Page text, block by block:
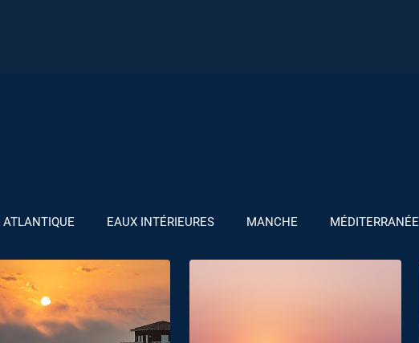
ATLANTIQUE EAUX INTÉRIEURES MANCHE MÉDITERRANÉE